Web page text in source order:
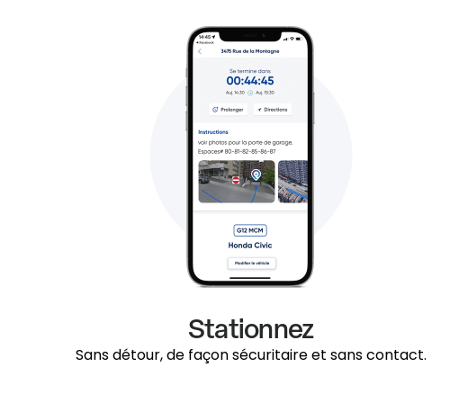
Stationnez
Sans détour, de façon sécuritaire et sans contact.